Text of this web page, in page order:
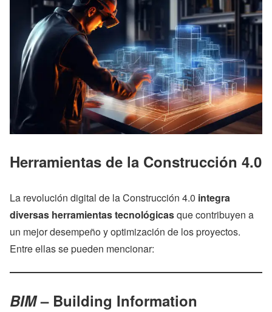
Herramientas de la Construcción 4.0
La revolución digital de la Construcción 4.0 integra
diversas herramientas tecnológicasque contribuyen a
un mejor desempeño y optimización de los proyectos.
Entre ellas se pueden mencionar:
BIM– Building Information